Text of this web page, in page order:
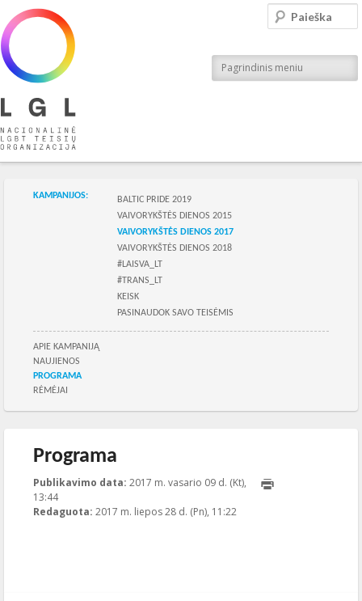
Nacionalinė LGBT teisių organizacija
Pagrindinis meniu
Paieška
Skilties meniu
KAMPANIJOS:
BALTIC PRIDE 2019
VAIVORYKŠTĖS DIENOS 2015
VAIVORYKŠTĖS DIENOS 2017
VAIVORYKŠTĖS DIENOS 2018
#LAISVA_LT
#TRANS_LT
KEISK
PASINAUDOK SAVO TEISĖMIS
Skilties meniu
APIE KAMPANIJĄ
NAUJIENOS
PROGRAMA
RĖMĖJAI
Programa
Publikavimo data: 2017 m. vasario 09 d. (Kt),
13:442017-07-28T11:22:43+00:00
Redaguota: 2017 m. liepos 28 d. (Pn), 11:22